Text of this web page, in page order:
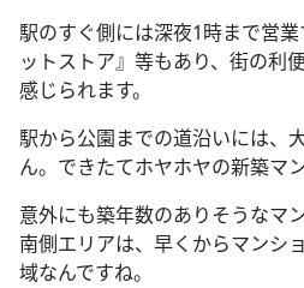
駅のすぐ側には深夜1時まで営
ットストア』等もあり、街の利
感じられます。
駅から公園までの道沿いには、
ん。できたてホヤホヤの新築マ
意外にも築年数のありそうなマ
南側エリアは、早くからマンシ
域なんですね。